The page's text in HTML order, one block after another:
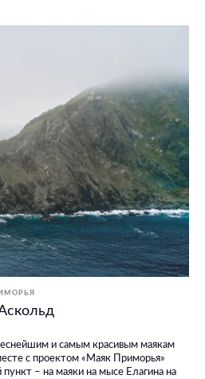
и самым красивым маякам
с проектом «Маяк Приморья»
– на маяки на мысе Елагина на